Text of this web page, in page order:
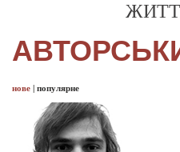
нове | популярне